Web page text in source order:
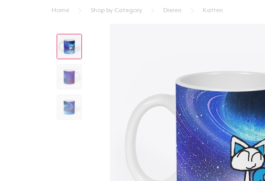
Home Shop by Category Dieren Katten